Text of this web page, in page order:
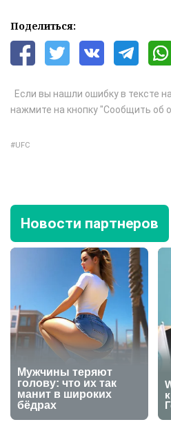
Поделиться:
Если вы нашли ошибку в тексте
нажмите на кнопку "Сообщить об
UFC
Новости партнеров